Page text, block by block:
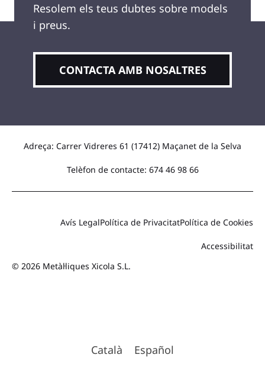
Resolem els teus dubtes sobre models
i preus.
CONTACTA AMB NOSALTRES
Adreça: Carrer Vidreres 61 (17412) Maçanet de la Selva
Telèfon de contacte: 674 46 98 66
© 2026 Metàl·liques Xicola S.L.
Avís LegalPolítica de PrivacitatPolítica de Cookies
Accessibilitat
Català Español